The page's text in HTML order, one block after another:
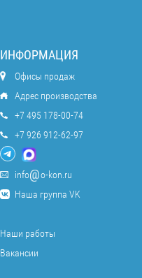
ИНФОРМАЦИЯ
Офисы продаж
Адрес производства
+7 495 178-00-74
+7 926 912-62-97
info
o-kon.ru
Наша группа VK
Наши работы
Вакансии